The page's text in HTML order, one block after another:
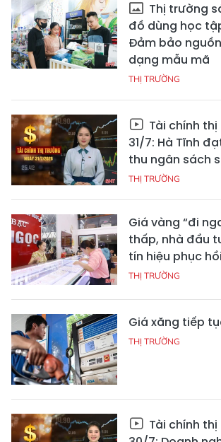
Thị trường
đồ dùng học
Đảm bảo
dạng mẫu mã
THỊ TRƯỜNG
Tài chính
31/7: Hà Tĩnh
thu ngân sách
THỊ TRƯỜNG
Giá vàng “đi
thấp, nhà đầu
tín hiệu phục hồi
THỊ TRƯỜNG
Giá xăng tiếp
THỊ TRƯỜNG
Tài chính